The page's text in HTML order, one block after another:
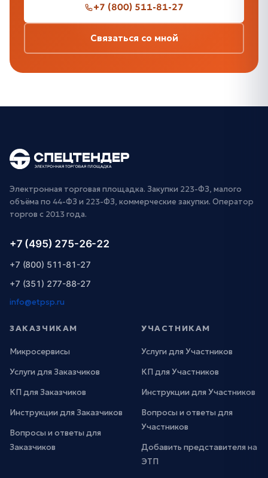
+7 (800) 511-81-27
Связаться со мной
Электронная торговая площадка. Закупки 223-ФЗ, малого
объёма по 44-ФЗ и 223-ФЗ, коммерческие закупки. Оператор
торгов с 2013 года.
+7 (495) 275-26-22
+7 (800) 511-81-27
+7 (351) 277-88-27
info@etpsp.ru
ЗАКАЗЧИКАМ
Микросервисы
Услуги для Заказчиков
КП для Заказчиков
Инструкции для Заказчиков
Вопросы и ответы для
Заказчиков
УЧАСТНИКАМ
Услуги для Участников
КП для Участников
Инструкции для Участников
Вопросы и ответы для
Участников
Добавить представителя на
ЭТП